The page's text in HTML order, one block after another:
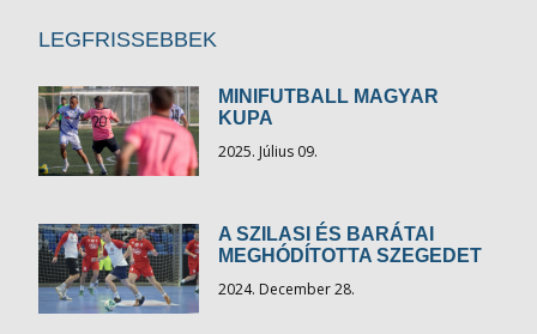
LEGFRISSEBBEK
MINIFUTBALL MAGYAR
KUPA
2025. Július 09.
A SZILASI ÉS BARÁTAI
MEGHÓDÍTOTTA SZEGEDET
2024. December 28.